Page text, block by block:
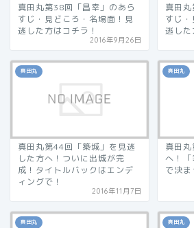
真田丸第38回「昌幸」のあら
すじ・見どころ・名場面！見
逃した方はコチラ！
2016年9月26日
真田
すじ
逃した
真田丸
真田丸第44回「築城」を見逃
した方へ！ついに出城が完
成！タイトルバックはエンデ
ィングで！
2016年11月7日
真田丸
真田
へ！「
で決ま
真田丸 真田丸